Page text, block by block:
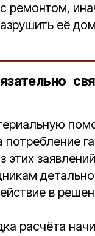
ремонтом,
её
этих
в
расчёта